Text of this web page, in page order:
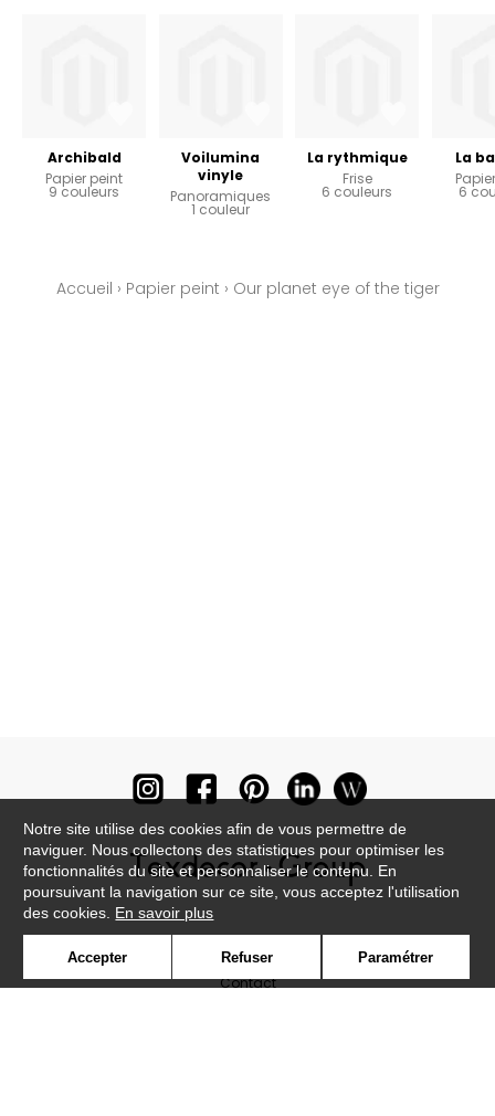
Archibald
Papier peint
9 couleurs
Voilumina
vinyle
Panoramiques
1 couleur
La rythmique
Frise
6 couleurs
La
6
Accueil › Papier peint › Our planet eye of the tiger
Contact
Notre site utilise des cookies afin de vous permettre de
naviguer. Nous collectons des statistiques pour optimiser les
fonctionnalités du site et personnaliser le contenu. En
poursuivant la navigation sur ce site, vous acceptez l'utilisation
des cookies. En savoir plus
Accepter Refuser Paramétrer